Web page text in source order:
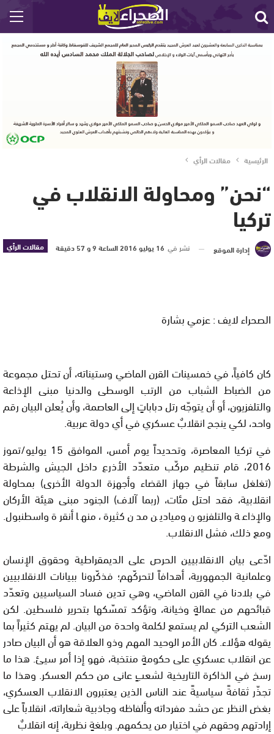
الرئيسية مقالات الرأي
“نحن” ومحاولة الانقلاب في
تركيا
مقالات الرأي إدارة الموقع نشر في 16 يوليو 2016 الساعة 9 و 57 دقيقة
الصحراء لايف : عزمي بشارة
كان كافياً، في خمسينات القرن الماضي وستيناته، أن تحتل مجموعة
من الضباط الشباب من الرتب الوسطى والدنيا مبنى الإذاعة
والتلفزيون، أو أن يتوجّه رتل دباباتٍ إلى العاصمة، وأن يُعلن البيان رقم
واحد، لكي ينجح انقلابٌ عسكري في أي دولة عربية.
في تركيا المعاصرة، وتحديداً يوم أمس، الموافق 15 يوليو/تموز
2016، قام تنظيم مركّب متعدّد الأذرع داخل الجيش والشرطة
(تغلغل سابقاً في جهاز القضاء وأجهزة الدولة الأخرى) بمحاولة
انقلابية، فقد احتل مئات، (ربما آلاف) الجنود مبنى هيئة الأركان
والإذاعة والتلفزيون وميادين مدن كثيرة، منها أنقرة واسطنبول.
ومع ذلك، فشل الانقلاب.
ادّعى بيان الانقلابيين الحرص على الديمقراطية وحقوق الإنسان
وعلمانية الجمهورية، أهدافاً لتحركّهم؛ فذكّرونا ببيانات الانقلابيين
في بلادنا في القرن الماضي، وهي تدين فساد السياسيين وتعدّد
قبائحهم من عمالةٍ وخيانة، وتؤكد تمسّكها بتحرير فلسطين. لكن
الشعب التركي لم يستمع لكلمة واحدة من البيان. لم يهتم كثيراً بما
يقوله هؤلاء. كان الأمر الوحيد المهم وذو العلاقة هو أن البيان صادر
عن انقلاب عسكري على حكومةٍ منتخبة، فهو إذا أمر سيئ. هذا ما
رسخ في الذاكرة التاريخية لشعبٍ عانى من حكم العسكر. وهذا ما
تجذّر ثقافةً سياسيةً عند الناس الذين يعتبرون الانقلاب العسكري،
بغض النظر عن حشد مفرداته وألفاظه وجاذبية شعاراته، انقلاباً على
إرادتهم وحقهم في اختيار من يحكمهم. وبلغةٍ نظرية، إنه انقلابٌ